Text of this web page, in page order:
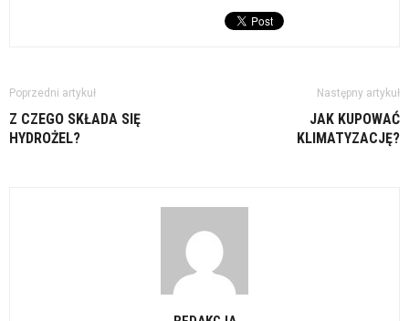
Poprzedni artykuł
Z CZEGO SKŁADA SIĘ
HYDROŻEL?
Następny artykuł
JAK KUPOWAĆ
KLIMATYZACJĘ?